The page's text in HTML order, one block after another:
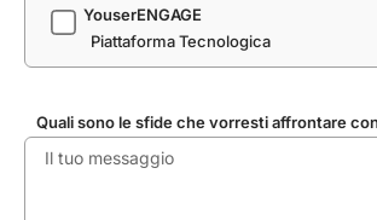
YouserENGAGE
Piattaforma Tecnologica
Quali sono le sfide che vorresti affrontare